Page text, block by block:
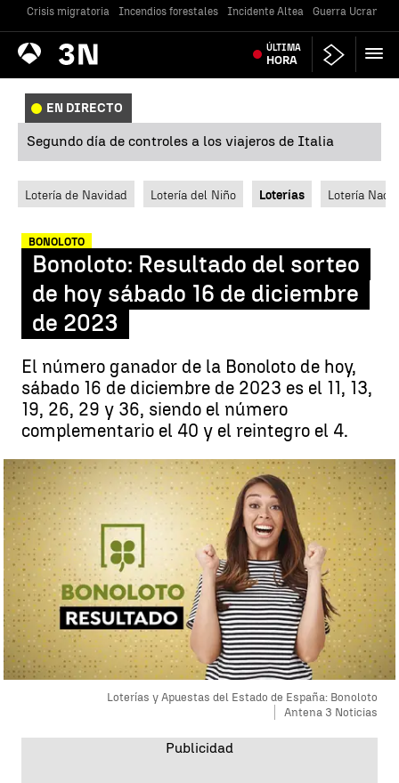
Crisis migratoria Incendios forestales Incidente Altea Guerra Ucrania
Antena
3 Noticias ÚLTIMA
HORA
EN DIRECTO
Segundo día de controles a los viajeros de Italia
Lotería de Navidad Lotería del Niño Loterías Lotería
BONOLOTO
Bonoloto: Resultado del sorteo
de hoy sábado 16 de diciembre
de 2023
El número ganador de la Bonoloto de hoy,
sábado 16 de diciembre de 2023 es el 11, 13,
19, 26, 29 y 36, siendo el número
complementario el 40 y el reintegro el 4.
Loterías y Apuestas del Estado de España: Bonoloto
Antena 3 Noticias